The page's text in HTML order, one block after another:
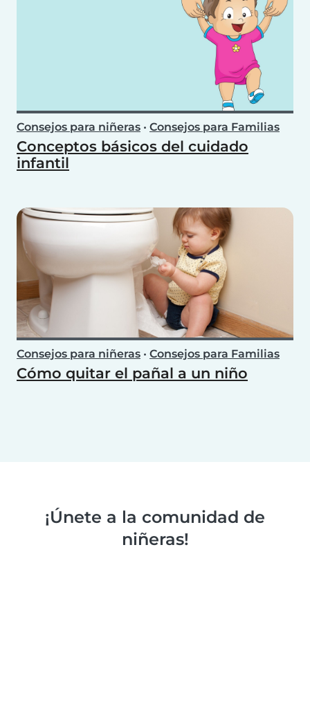
Consejos para niñeras • Consejos para Familias
Conceptos básicos del cuidado
infantil
Consejos para niñeras • Consejos para Familias
Cómo quitar el pañal a un niño
¡Únete a la comunidad de
niñeras!